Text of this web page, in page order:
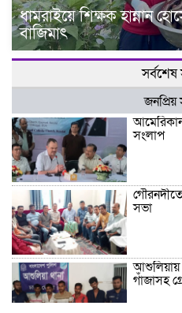
ধামরাইয়ে শিক্ষক হান্নান
বাজিমাৎ
সর্বশেষ
জনপ্রিয়
সংলাপ
সভা
আশুলিয়ায়
গাঁজাসহ